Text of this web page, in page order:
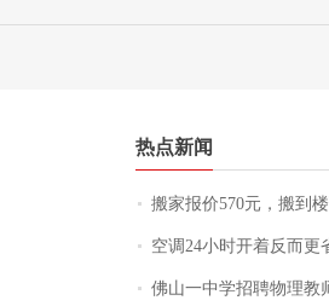
热点新闻
搬家报价570元，搬到楼下交5060
空调24小时开着反而更
佛山一中学招聘物理教师，笔试前13名均遭淘汰？教